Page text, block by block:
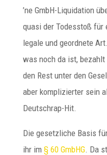
’ne GmbH-Liquidation
quasi der Todesstoß für
legale und geordnete
was noch da ist,
den Rest unter den
aber komplizierter sein
Deutschrap-Hit.
Die gesetzliche Basis
ihr im § 60 GmbHG. Da